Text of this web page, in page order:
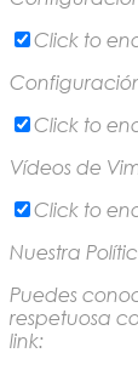
Click to
Click to
Vídeos de
Click to
Nuestra
Puedes
respetuosa
link: